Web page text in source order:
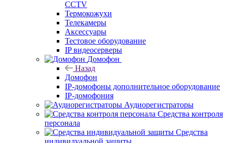
CCTV
Термокожухи
Телекамеры
Аксессуары
Тестовое оборудование
IP видеосерверы
Домофон
Назад
Домофон
IP-домофоны дополнительное оборудование
IP-домофония
Аудиорегистраторы
Средства контроля
персонала
Средства
индивидуальной защиты